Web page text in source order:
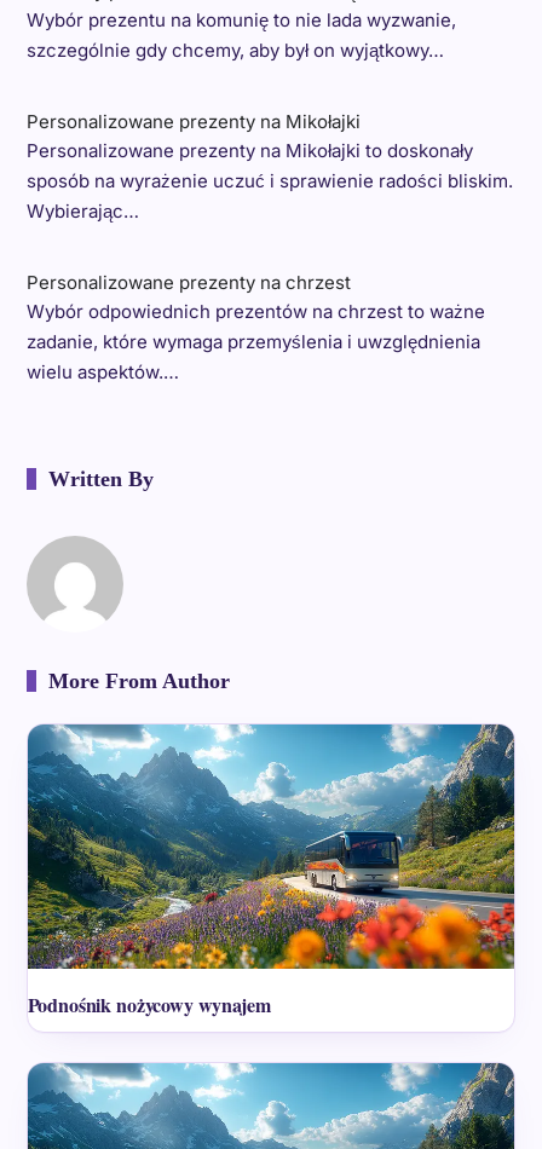
Wybór prezentu na komunię to nie lada wyzwanie,
szczególnie gdy chcemy, aby był on wyjątkowy…
Personalizowane prezenty na Mikołajki
Personalizowane prezenty na Mikołajki to doskonały
sposób na wyrażenie uczuć i sprawienie radości bliskim.
Wybierając…
Personalizowane prezenty na chrzest
Wybór odpowiednich prezentów na chrzest to ważne
zadanie, które wymaga przemyślenia i uwzględnienia
wielu aspektów.…
Written By
More From Author
Podnośnik nożycowy wynajem